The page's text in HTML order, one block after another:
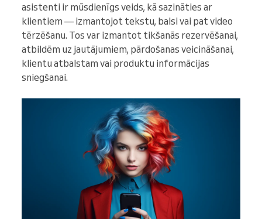
asistenti ir mūsdienīgs veids, kā sazināties ar
klientiem — izmantojot tekstu, balsi vai pat video
tērzēšanu. Tos var izmantot tikšanās rezervēšanai,
atbildēm uz jautājumiem, pārdošanas veicināšanai,
klientu atbalstam vai produktu informācijas
sniegšanai.